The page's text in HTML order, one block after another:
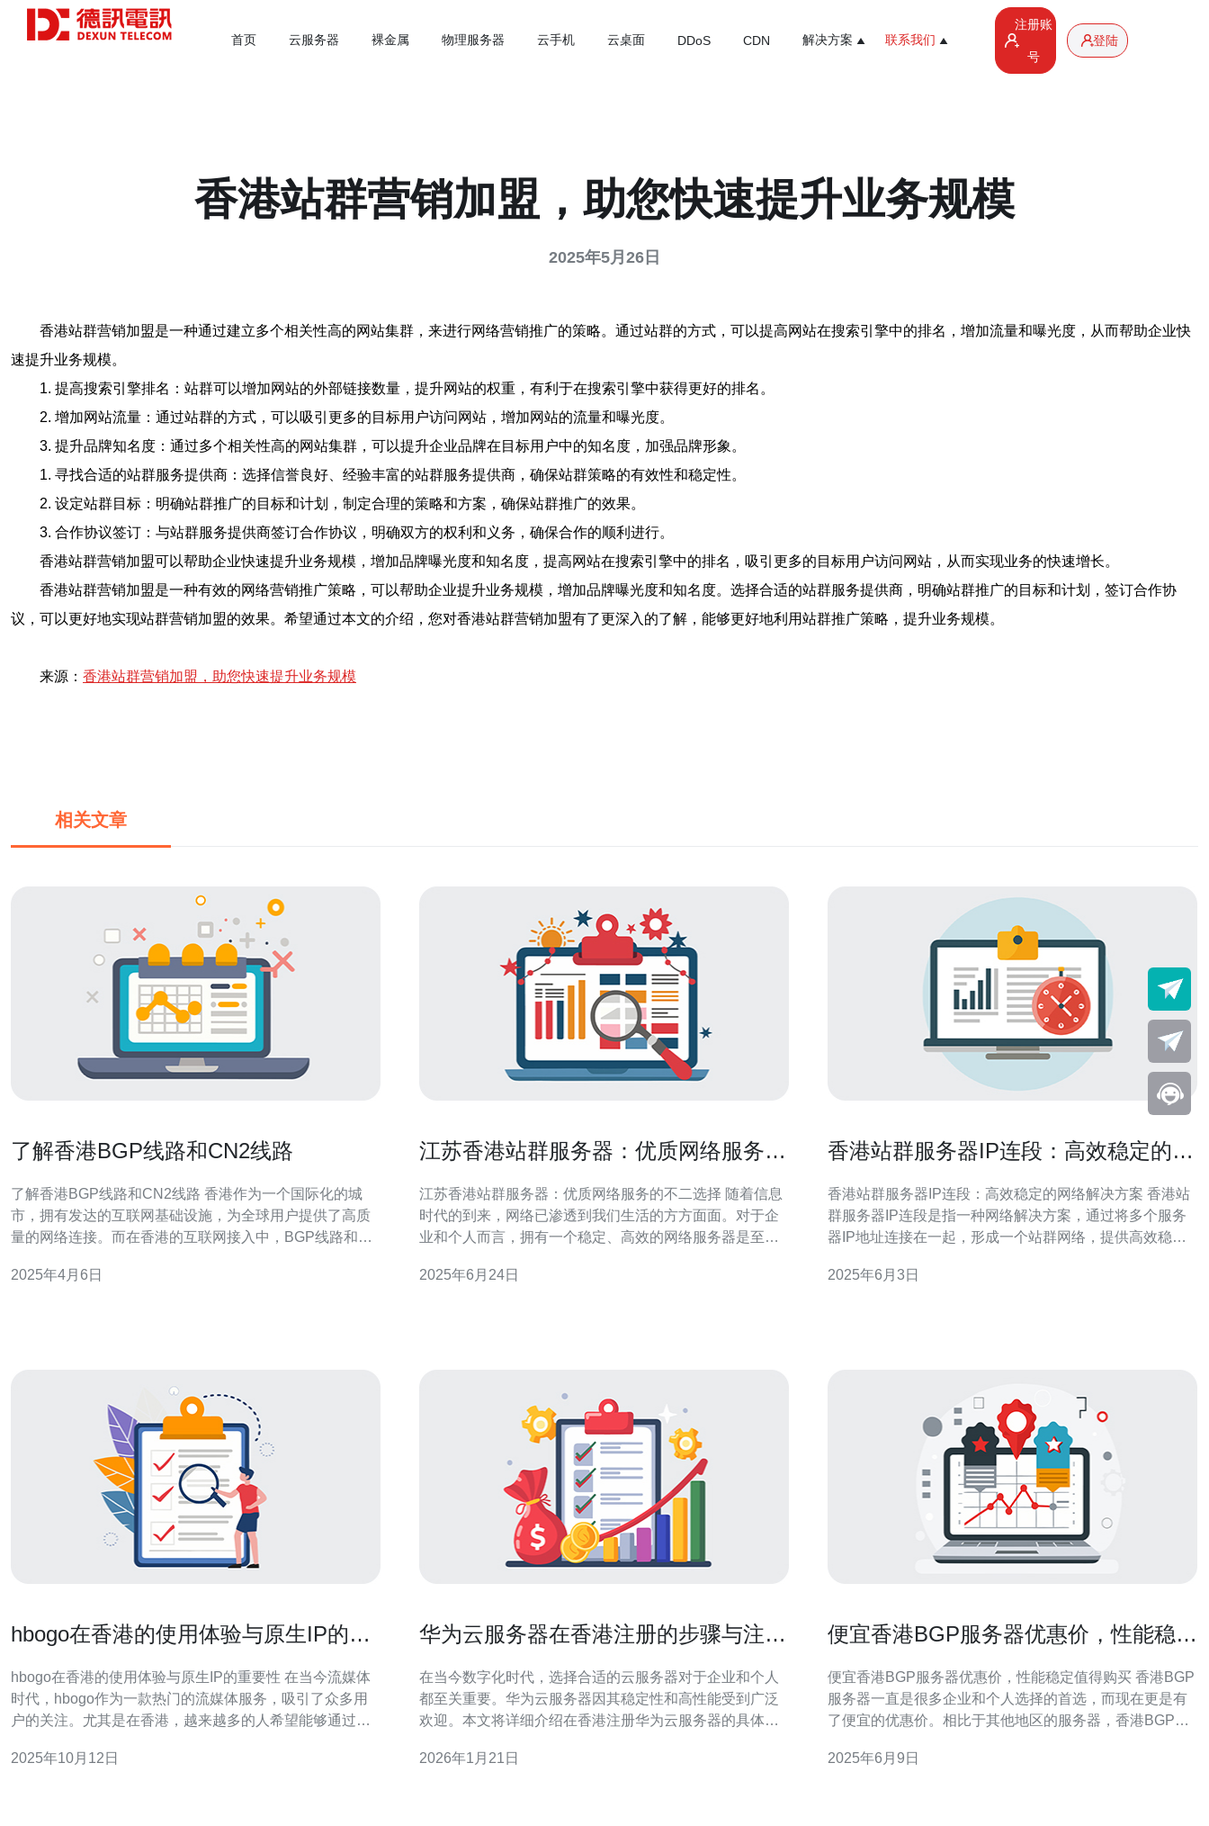
首页 云服务器 裸金属 物理服务器 云手机 云桌面 DDoS CDN 解决方案 联系我们
注册账
号
登陆
香港站群营销加盟，助您快速提升业务规模
2025年5月26日
香港站群营销加盟是一种通过建立多个相关性高的网站集群，来进行网络营销推广的策略。通过站群的方式，可以提高网站在搜索引擎中的排名，增加流量和曝光度，从而帮助企业快
速提升业务规模。
1. 提高搜索引擎排名：站群可以增加网站的外部链接数量，提升网站的权重，有利于在搜索引擎中获得更好的排名。
2. 增加网站流量：通过站群的方式，可以吸引更多的目标用户访问网站，增加网站的流量和曝光度。
3. 提升品牌知名度：通过多个相关性高的网站集群，可以提升企业品牌在目标用户中的知名度，加强品牌形象。
1. 寻找合适的站群服务提供商：选择信誉良好、经验丰富的站群服务提供商，确保站群策略的有效性和稳定性。
2. 设定站群目标：明确站群推广的目标和计划，制定合理的策略和方案，确保站群推广的效果。
3. 合作协议签订：与站群服务提供商签订合作协议，明确双方的权利和义务，确保合作的顺利进行。
香港站群营销加盟可以帮助企业快速提升业务规模，增加品牌曝光度和知名度，提高网站在搜索引擎中的排名，吸引更多的目标用户访问网站，从而实现业务的快速增长。
香港站群营销加盟是一种有效的网络营销推广策略，可以帮助企业提升业务规模，增加品牌曝光度和知名度。选择合适的站群服务提供商，明确站群推广的目标和计划，签订合作协
议，可以更好地实现站群营销加盟的效果。希望通过本文的介绍，您对香港站群营销加盟有了更深入的了解，能够更好地利用站群推广策略，提升业务规模。
来源： 香港站群营销加盟，助您快速提升业务规模
相关文章
了解香港BGP线路和CN2线路
了解香港BGP线路和CN2线路 香港作为一个国际化的城
市，拥有发达的互联网基础设施，为全球用户提供了高质
量的网络连接。而在香港的互联网接入中，BGP线路和
Protocol）线路是指通过BGP协议进行路由选择的互联网
2025年4月6日
江苏香港站群服务器：优质网络服务的
江苏香港站群服务器：优质网络服务的不二选择 随着信息
时代的到来，网络已渗透到我们生活的方方面面。对于企
业和个人而言，拥有一个稳定、高效的网络服务器是至关
供商，成为了许多用户的不二选择。 江苏香港站群服务器
2025年6月24日
香港站群服务器IP连段：高效稳定的网
香港站群服务器IP连段：高效稳定的网络解决方案 香港站
群服务器IP连段是指一种网络解决方案，通过将多个服务
器IP地址连接在一起，形成一个站群网络，提供高效稳定
业和网站运营者的首选，以满足其对网络速度和稳定性的
2025年6月3日
hbogo在香港的使用体验与原生IP的重
hbogo在香港的使用体验与原生IP的重要性 在当今流媒体
时代，hbogo作为一款热门的流媒体服务，吸引了众多用
户的关注。尤其是在香港，越来越多的人希望能够通过这
体验如何？是最佳选择、最便宜的方案，还是存在其他挑
2025年10月12日
华为云服务器在香港注册的步骤与注意
在当今数字化时代，选择合适的云服务器对于企业和个人
都至关重要。华为云服务器因其稳定性和高性能受到广泛
欢迎。本文将详细介绍在香港注册华为云服务器的具体步
选择适合的华为云服务器套餐？ 在选择华为云服务器套餐
2026年1月21日
便宜香港BGP服务器优惠价，性能稳定
便宜香港BGP服务器优惠价，性能稳定值得购买 香港BGP
服务器一直是很多企业和个人选择的首选，而现在更是有
了便宜的优惠价。相比于其他地区的服务器，香港BGP服
服务，同时又不会花费太多的成本。 香港BGP服务器的性
2025年6月9日